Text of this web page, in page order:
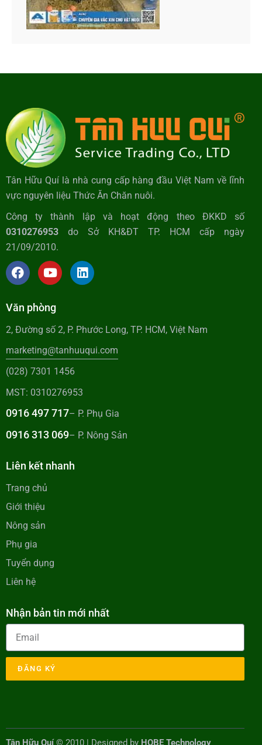
Tân Hữu Quí là nhà cung cấp hàng đầu Việt Nam về lĩnh
vực nguyên liệu Thức Ăn Chăn nuôi.
Công ty thành lập và hoạt động theo ĐKKD số
0310276953 do Sở KH&ĐT TP. HCM cấp ngày
21/09/2010.
Văn phòng
2, Đường số 2, P. Phước Long, TP. HCM, Việt Nam
marketing@tanhuuqui.com
(028) 7301 1456
MST: 0310276953
0916 497 717– P. Phụ Gia
0916 313 069– P. Nông Sản
Liên kết nhanh
Trang chủ
Giới thiệu
Nông sản
Phụ gia
Tuyển dụng
Liên hệ
Nhận bản tin mới nhất
ĐĂNG KÝ
Tân Hữu Quí© 2010 | Designed by HOBE Technology